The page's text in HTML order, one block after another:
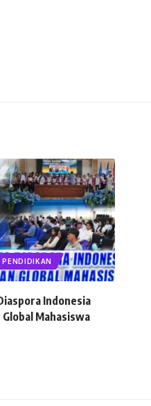
PENDIDIKAN
Indonesia
Mahasiswa